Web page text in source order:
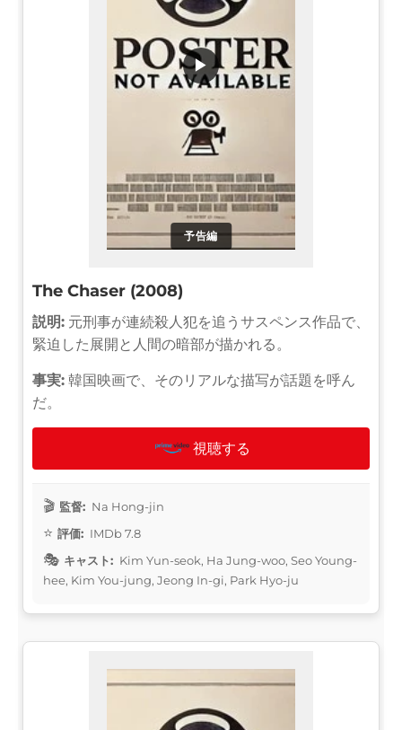
予告編
▶
The Chaser (2008)
説明: 元刑事が連続殺人犯を追うサスペンス作品で、
緊迫した展開と人間の暗部が描かれる。
事実: 韓国映画で、そのリアルな描写が話題を呼ん
だ。
視聴する
監督: Na Hong-jin
評価: IMDb 7.8
キャスト: Kim Yun-seok, Ha Jung-woo, Seo Young-
hee, Kim You-jung, Jeong In-gi, Park Hyo-ju